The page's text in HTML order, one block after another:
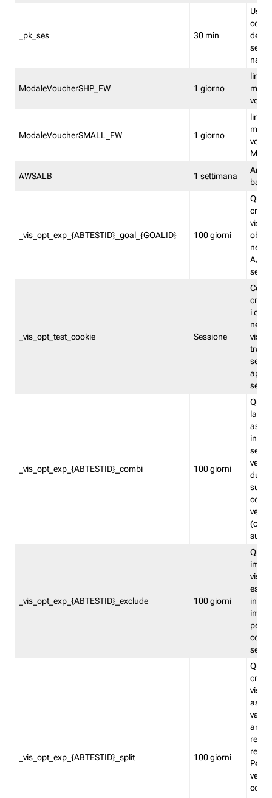
_pk_ses 30 min
ModaleVoucherSHP_FW 1 giorno
ModaleVoucherSMALL_FW 1 giorno
AWSALB 1 settimana
_vis_opt_exp_{ABTESTID}_goal_{GOALID} 100 giorni
nel
A/B.
_vis_opt_test_cookie Sessione
i
nel
_vis_opt_exp_{ABTESTID}_combi 100 giorni
la
in
_vis_opt_exp_{ABTESTID}_exclude 100 giorni
in
_vis_opt_exp_{ABTESTID}_split 100 giorni